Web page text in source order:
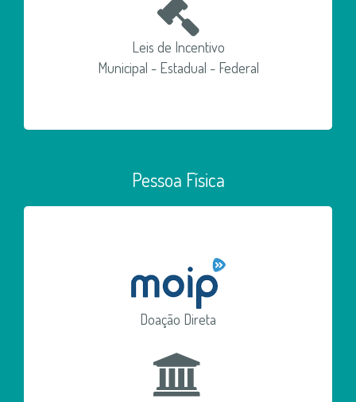
Leis de Incentivo
Municipal - Estadual - Federal
Pessoa Física
Doação Direta